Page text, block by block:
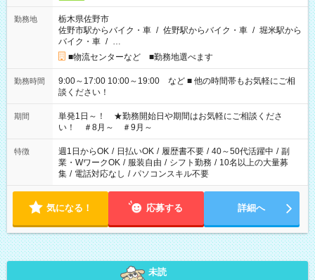
勤務地
栃木県佐野市
佐野市駅からバイク・車 / 佐野駅からバイク・車 / 堀米駅から
バイク・車 / …
■物流センターなど ■勤務地選べます
勤務時間
9:00～17:00 10:00～19:00 など ■ 他の時間帯もお気軽にご相
談ください！
期間
単発1日～！ ★勤務開始日や期間はお気軽にご相談くださ
い！ ＃8月～ ＃9月～
特徴 週1日からOK / 日払いOK / 履歴書不要 / 40～50代活躍中 / 副
業・WワークOK / 服装自由 / シフト勤務 / 10名以上の大量募
集 / 電話対応なし / パソコンスキル不要
気になる！ 応募する 詳細へ
未読